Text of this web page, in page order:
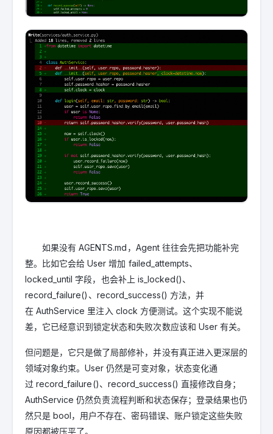
如果没有 AGENTS.md，Agent 往往会先把功能补完
整。比如它会给 User 增加 failed_attempts、
locked_until 字段，也会补上 is_locked()、
record_failure()、record_success() 方法，并
在 AuthService 里注入 clock 方便测试。这个实现不能说
差，它已经意识到锁定状态和失败次数应该和 User 有关。
但问题是，它只是做了局部修补，并没有真正进入更深层的
领域对象约束。User 仍然是可变对象，状态变化通
过 record_failure()、record_success() 直接修改自身；
AuthService 仍然负责流程判断和状态保存；登录结果也仍
然只是 bool，用户不存在、密码错误、账户锁定这些失败
原因都被压平了。